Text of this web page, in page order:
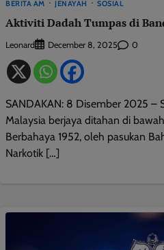
BERITA AM JENAYAH SOSIAL
Aktiviti Dadah Tumpas di
Leonard December 8, 2025 0
SANDAKAN: 8 Disember 2025 –
Malaysia berjaya ditahan di
Berbahaya 1952, oleh pasukan
Narkotik […]